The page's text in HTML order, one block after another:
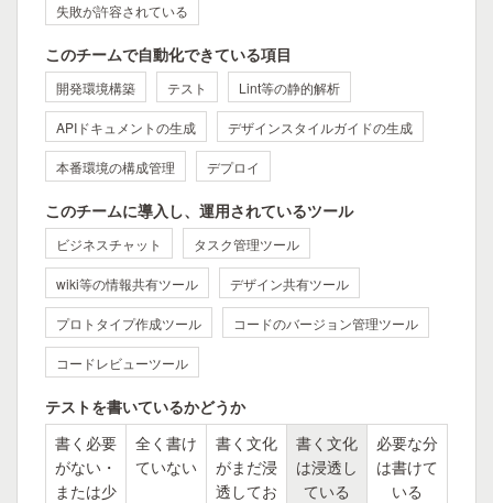
失敗が許容されている
このチームで自動化できている項目
開発環境構築 テスト Lint等の静的解析
APIドキュメントの生成 デザインスタイルガイドの生成
本番環境の構成管理 デプロイ
このチームに導入し、運用されているツール
ビジネスチャット タスク管理ツール
wiki等の情報共有ツール デザイン共有ツール
プロトタイプ作成ツール コードのバージョン管理ツール
コードレビューツール
テストを書いているかどうか
書く必要
がない・
または少
全く書け
ていない
書く文化
がまだ浸
透してお
書く文化
は浸透し
ている
必要な分
は書けて
いる